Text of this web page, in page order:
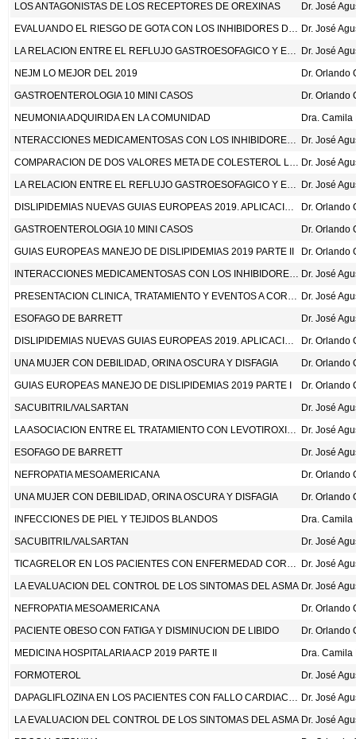
LOS ANTAGONISTAS DE LOS RECEPTORES DE OREXINAS
Dr. José
EVALUANDO EL RIESGO DE GOTA CON LOS INHIBIDORES DEL COTRANSPORTADOR DE SODIO-GLUCOSA EN LOS PACIENTES CON DIABETES TIPO 2. ANN INTERN MED 2020;172:186-94. Dr. José
LA RELACION ENTRE EL REFLUJO GASTROESOFAGICO Y EL ASMA
Dr. José
NEJM LO MEJOR DEL 2019
Dr. Orlando
GASTROENTEROLOGIA 10 MINI CASOS
NEUMONIA ADQUIRIDA EN LA COMUNIDAD
Dra. Camila
NTERACCIONES MEDICAMENTOSAS CON LOS INHIBIDORES DE LA BOMBA DE PROTONES
Dr. José
COMPARACION DE DOS VALORES META DE COLESTEROL LDL DESPUES DE UN ICTUS ISQUEMICO. N ENG J MED 2020;382:9-19. Dr. José
LA RELACION ENTRE EL REFLUJO GASTROESOFAGICO Y EL ASMA
Dr. José
DISLIPIDEMIAS NUEVAS GUIAS EUROPEAS 2019. APLICACIONES
Dr. Orlando
GASTROENTEROLOGIA 10 MINI CASOS
Dr. Orlando
GUIAS EUROPEAS MANEJO DE DISLIPIDEMIAS 2019 PARTE II
Dr. Orlando
INTERACCIONES MEDICAMENTOSAS CON LOS INHIBIDORES DE LA BOMBA DE PROTONES Dr. José
PRESENTACION CLINICA, TRATAMIENTO Y EVENTOS A CORTO PLAZO DE LAS LESIONES PULMONARES ASOCIADAS CON EL CIGARRILLO ELECTRONICO O EL VAPEO: UN ESTUDIO OBSERVACIONAL DE COHORTE PROSPECTIVO. LANCET 2019;394:2073-83. Dr. José
ESOFAGO DE BARRETT
Dr. José
DISLIPIDEMIAS NUEVAS GUIAS EUROPEAS 2019. APLICACIONES
Dr. Orlando
UNA MUJER CON DEBILIDAD, ORINA OSCURA Y DISFAGIA
Dr. Orlando
GUIAS EUROPEAS MANEJO DE DISLIPIDEMIAS 2019 PARTE I
Dr. Orlando
SACUBITRIL/VALSARTAN
Dr. José
LA ASOCIACION ENTRE EL TRATAMIENTO CON LEVOTIROXINA Y LOS SINTOMAS RELACIONADOS A LA TIROIDES EN LOS ADULTOS DE 80 O MAS ANOS CON HIPOTIROIDISMO SUBCLINICO. JAMA 2019;322:1977-86.
Dr. José
ESOFAGO DE BARRETT
Dr. José
NEFROPATIA MESOAMERICANA
Dr. Orlando
UNA MUJER CON DEBILIDAD, ORINA OSCURA Y DISFAGIA
Dr. Orlando
INFECCIONES DE PIEL Y TEJIDOS BLANDOS
SACUBITRIL/VALSARTAN
Dr. José
TICAGRELOR EN LOS PACIENTES CON ENFERMEDAD CORONARIA ESTABLE Y DIABETES. N ENG J MED 2019;381:1309-20.
Dr. José
LA EVALUACION DEL CONTROL DE LOS SINTOMAS DEL ASMA Dr. José
NEFROPATIA MESOAMERICANA
Dr. Orlando
PACIENTE OBESO CON FATIGA Y DISMINUCION DE LIBIDO
Dr. Orlando
MEDICINA HOSPITALARIA ACP 2019 PARTE II
FORMOTEROL
Dr. José
DAPAGLIFLOZINA EN LOS PACIENTES CON FALLO CARDIACO Y FRACCION DE EYECCION REDUCIDA. HTTPS://WWW.NEJM,ORG, ACCESADO EL 19 DE SEPTIEMBRE DE 2019. Dr. José
LA EVALUACION DEL CONTROL DE LOS SINTOMAS DEL ASMA Dr. José